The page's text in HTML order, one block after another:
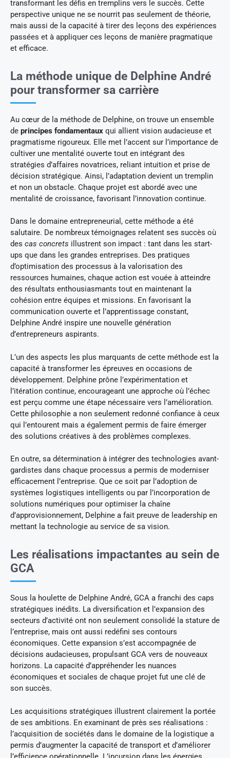
transformant les défis en tremplins vers le succès. Cette
perspective unique ne se nourrit pas seulement de théorie,
mais aussi de la capacité à tirer des leçons des expériences
passées et à appliquer ces leçons de manière pragmatique
et efficace.
La méthode unique de Delphine André
pour transformer sa carrière
Au cœur de la méthode de Delphine, on trouve un ensemble
de principes fondamentaux qui allient vision audacieuse et
pragmatisme rigoureux. Elle met l’accent sur l’importance de
cultiver une mentalité ouverte tout en intégrant des
stratégies d’affaires novatrices, reliant intuition et prise de
décision stratégique. Ainsi, l’adaptation devient un tremplin
et non un obstacle. Chaque projet est abordé avec une
mentalité de croissance, favorisant l’innovation continue.
Dans le domaine entrepreneurial, cette méthode a été
salutaire. De nombreux témoignages relatent ses succès où
des cas concrets illustrent son impact : tant dans les start-
ups que dans les grandes entreprises. Des pratiques
d’optimisation des processus à la valorisation des
ressources humaines, chaque action est vouée à atteindre
des résultats enthousiasmants tout en maintenant la
cohésion entre équipes et missions. En favorisant la
communication ouverte et l’apprentissage constant,
Delphine André inspire une nouvelle génération
d’entrepreneurs aspirants.
L’un des aspects les plus marquants de cette méthode est la
capacité à transformer les épreuves en occasions de
développement. Delphine prône l’expérimentation et
l’itération continue, encourageant une approche où l’échec
est perçu comme une étape nécessaire vers l’amélioration.
Cette philosophie a non seulement redonné confiance à ceux
qui l’entourent mais a également permis de faire émerger
des solutions créatives à des problèmes complexes.
En outre, sa détermination à intégrer des technologies avant-
gardistes dans chaque processus a permis de moderniser
efficacement l’entreprise. Que ce soit par l’adoption de
systèmes logistiques intelligents ou par l’incorporation de
solutions numériques pour optimiser la chaîne
d’approvisionnement, Delphine a fait preuve de leadership en
mettant la technologie au service de sa vision.
Les réalisations impactantes au sein de
GCA
Sous la houlette de Delphine André, GCA a franchi des caps
stratégiques inédits. La diversification et l’expansion des
secteurs d’activité ont non seulement consolidé la stature de
l’entreprise, mais ont aussi redéfini ses contours
économiques. Cette expansion s’est accompagnée de
décisions audacieuses, propulsant GCA vers de nouveaux
horizons. La capacité d’appréhender les nuances
économiques et sociales de chaque projet fut une clé de
son succès.
Les acquisitions stratégiques illustrent clairement la portée
de ses ambitions. En examinant de près ses réalisations :
l’acquisition de sociétés dans le domaine de la logistique a
permis d’augmenter la capacité de transport et d’améliorer